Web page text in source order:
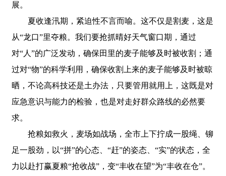
展。
夏收逢汛期，紧迫性不言而喻。这不仅是割麦，这是
从“龙口”里夺粮。我们要抢抓晴好天气窗口期，通过
对“人”的广泛发动，确保田里的麦子能够及时被收割；通
过对“物”的科学利用，确保收割上来的麦子能够及时被晾
晒，不论高科技还是土办法，只要管用就用上，这既是对
应急意识与能力的检验，也是对走好群众路线的必然要
求。
抢粮如救火，麦场如战场，全市上下拧成一股绳、铆
足一股劲，以“拼”的心态、“赶”的姿态、“实”的状态，全
力以赴打赢夏粮“抢收战”，变“丰收在望”为“丰收在仓”。